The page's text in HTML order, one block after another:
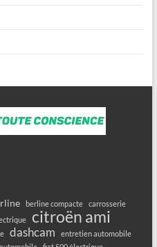
berline compacte
carrosserie
citroën ami
dashcam entretien automobile